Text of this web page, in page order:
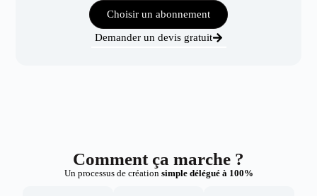
Choisir un abonnement
Demander un devis gratuit
Comment ça marche ?
Un processus de création simple délégué à 100%